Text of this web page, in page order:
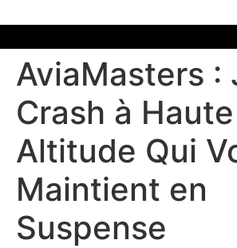
AviaMasters :
Crash à Haute
Altitude Qui
Maintient en
Suspense